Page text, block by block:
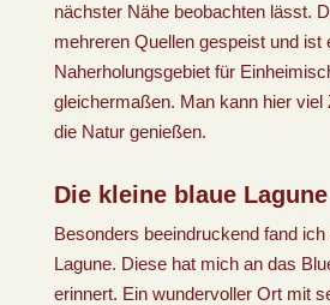
nächster Nähe beobachten lässt.
mehreren Quellen gespeist und ist
Naherholungsgebiet für
gleichermaßen. Man kann hier viel
die Natur genießen.
Die kleine blaue Lagune
Besonders beeindruckend fand ich
Lagune. Diese hat mich an das
erinnert. Ein wundervoller Ort mit